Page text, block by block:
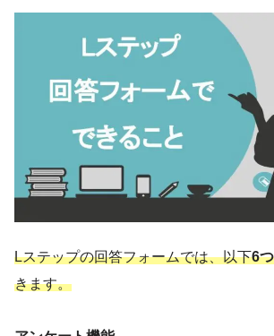
Lステップの回答フォームでは、以下6
きます。